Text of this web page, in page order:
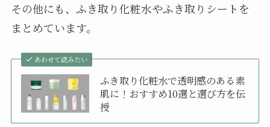
その他にも、ふき取り化粧水やふき取りシートを
まとめています。
あわせて読みたい
ふき取り化粧水で透明感のある素
肌に！おすすめ10選と選び方を伝
授